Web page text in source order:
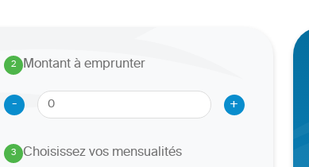
2
.
Montant à emprunter
-
+
3
. Choisissez vos mensualités